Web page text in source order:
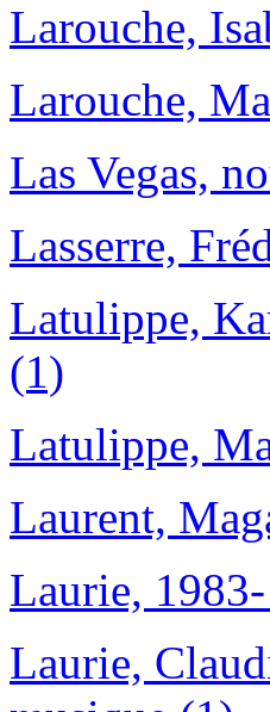
Larouche,
Larouche,
Las Vegas,
Lasserre,
Latulippe,
(1)
Latulippe,
Laurent,
Laurie,
Laurie,